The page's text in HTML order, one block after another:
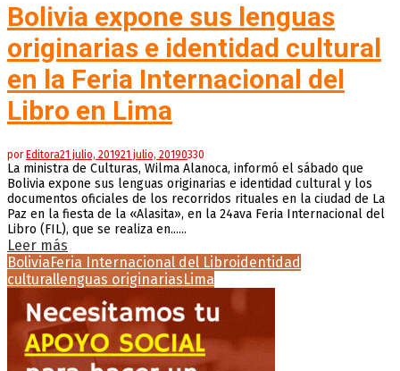
Bolivia expone sus lenguas
originarias e identidad cultural
en la Feria Internacional del
Libro en Lima
por Editora21 julio, 201921 julio, 20190330
La ministra de Culturas, Wilma Alanoca, informó el sábado que
Bolivia expone sus lenguas originarias e identidad cultural y los
documentos oficiales de los recorridos rituales en la ciudad de La
Paz en la fiesta de la «Alasita», en la 24ava Feria Internacional del
Libro (FIL), que se realiza en......
Leer más
BoliviaFeria Internacional del Libroidentidad
culturallenguas originariasLima